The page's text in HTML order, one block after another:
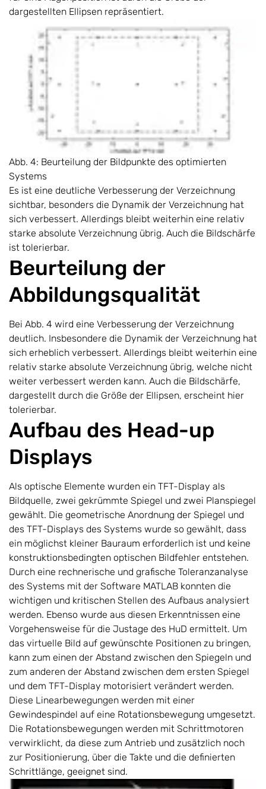
dargestellten Ellipsen repräsentiert.
Abb. 4: Beurteilung der Bildpunkte des optimierten
Systems
Es ist eine deutliche Verbesserung der Verzeichnung
sichtbar, besonders die Dynamik der Verzeichnung hat
sich verbessert. Allerdings bleibt weiterhin eine relativ
starke absolute Verzeichnung übrig. Auch die Bildschärfe
ist tolerierbar.
Beurteilung der
Abbildungsqualität
Bei Abb. 4 wird eine Verbesserung der Verzeichnung
deutlich. Insbesondere die Dynamik der Verzeichnung hat
sich erheblich verbessert. Allerdings bleibt weiterhin eine
relativ starke absolute Verzeichnung übrig, welche nicht
weiter verbessert werden kann. Auch die Bildschärfe,
dargestellt durch die Größe der Ellipsen, erscheint hier
tolerierbar.
Aufbau des Head-up
Displays
Als optische Elemente wurden ein TFT-Display als
Bildquelle, zwei gekrümmte Spiegel und zwei Planspiegel
gewählt. Die geometrische Anordnung der Spiegel und
des TFT-Displays des Systems wurde so gewählt, dass
ein möglichst kleiner Bauraum erforderlich ist und keine
konstruktionsbedingten optischen Bildfehler entstehen.
Durch eine rechnerische und grafische Toleranzanalyse
des Systems mit der Software MATLAB konnten die
wichtigen und kritischen Stellen des Aufbaus analysiert
werden. Ebenso wurde aus diesen Erkenntnissen eine
Vorgehensweise für die Justage des HuD ermittelt. Um
das virtuelle Bild auf gewünschte Positionen zu bringen,
kann zum einen der Abstand zwischen den Spiegeln und
zum anderen der Abstand zwischen dem ersten Spiegel
und dem TFT-Display motorisiert verändert werden.
Diese Linearbewegungen werden mit einer
Gewindespindel auf eine Rotationsbewegung umgesetzt.
Die Rotationsbewegungen werden mit Schrittmotoren
verwirklicht, da diese zum Antrieb und zusätzlich noch
zur Positionierung, über die Takte und die definierten
Schrittlänge, geeignet sind.